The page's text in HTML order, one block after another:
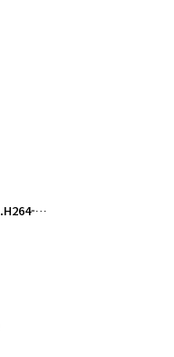
기쁜 우리 좋은 날.E70.260707.1080p.H264-F1RST.mp4